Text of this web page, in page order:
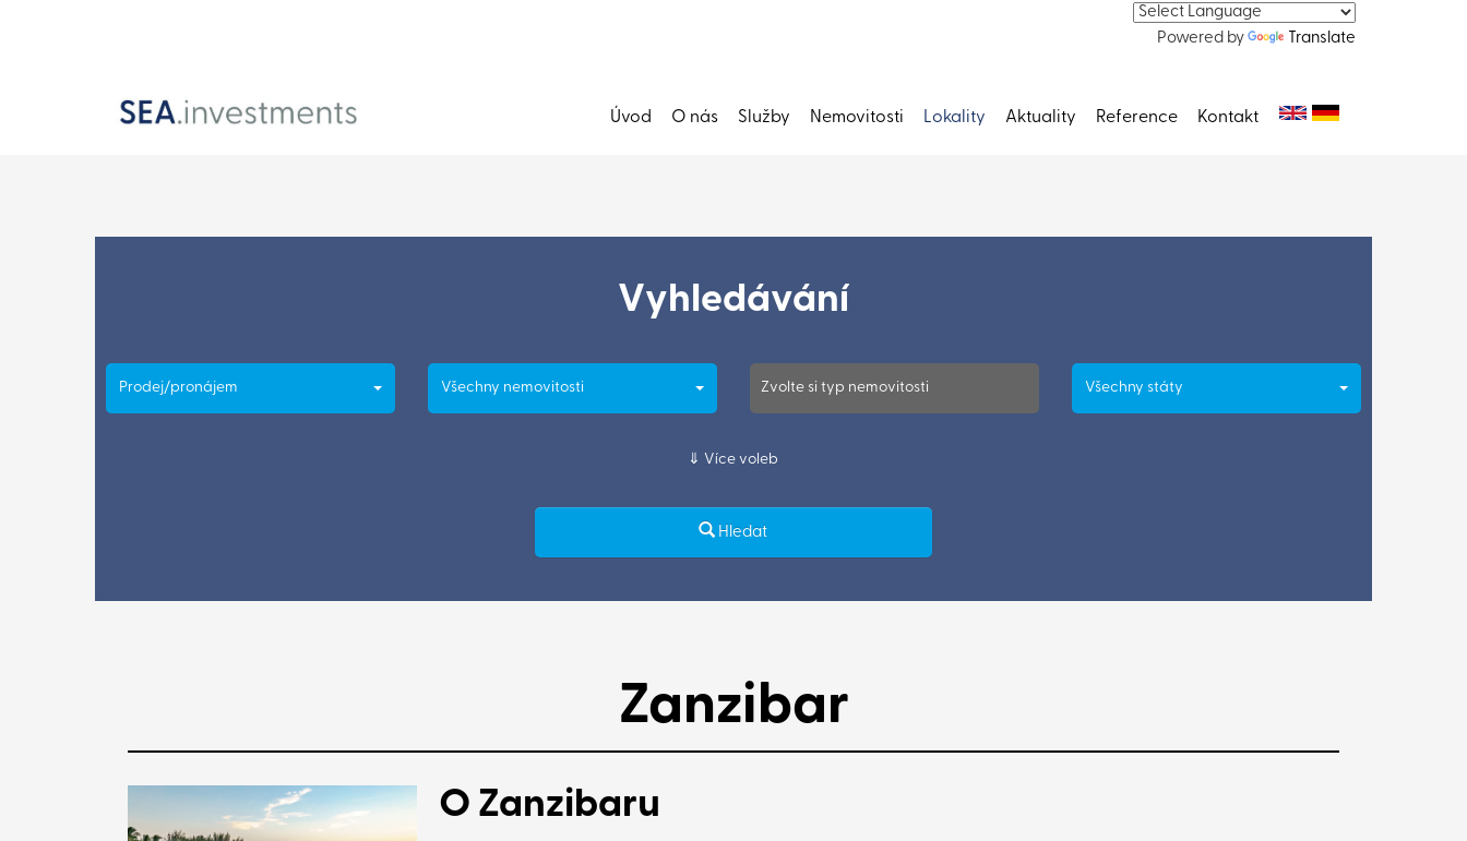
Powered by Translate
Úvod O nás Služby Nemovitosti Lokality Aktuality Reference Kontakt
Vyhledávání
Prodej/pronájem Všechny nemovitosti Zvolte si typ nemovitosti Všechny státy
Více voleb
Hledat
Zanzibar
O Zanzibaru